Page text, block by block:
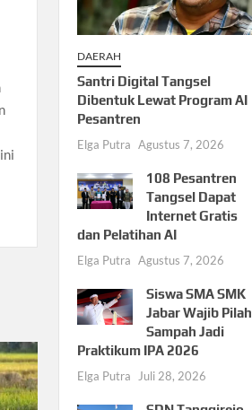
DAERAH
Santri Digital Tangsel
Dibentuk Lewat Program AI
Pesantren
Elga Putra Agustus 7, 2026
108 Pesantren
Tangsel Dapat
Internet Gratis
dan Pelatihan AI
Elga Putra Agustus 7, 2026
Siswa SMA SMK
Jabar Wajib Pilah
Sampah Jadi
Praktikum IPA 2026
Elga Putra Juli 28, 2026